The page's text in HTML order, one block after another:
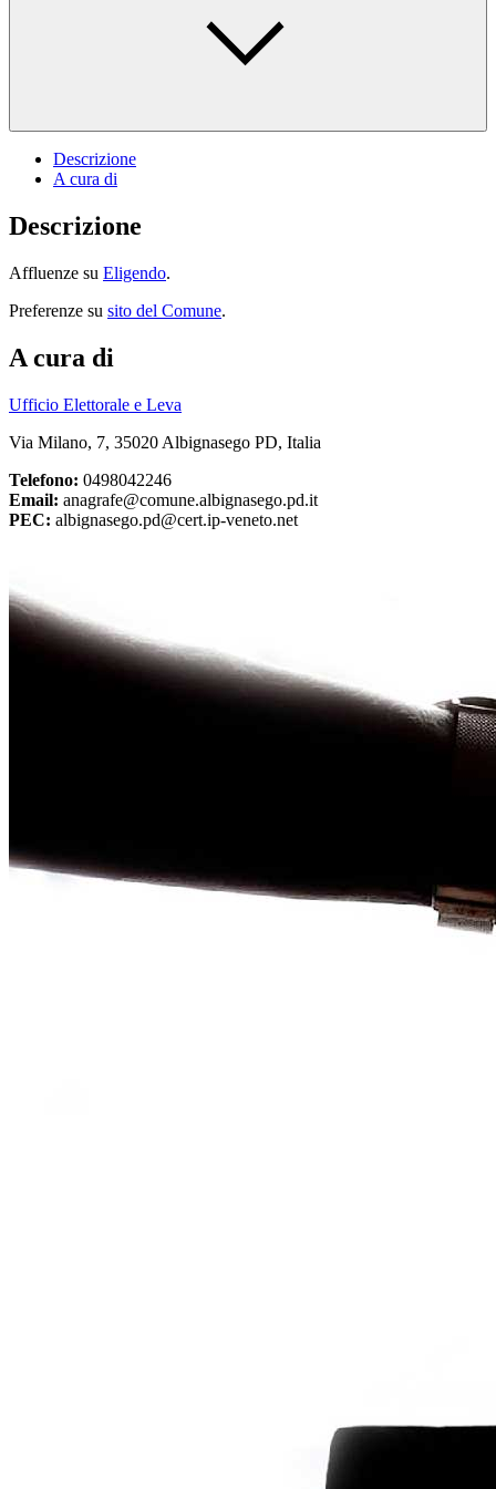
Descrizione
A cura di
Descrizione
Affluenze su Eligendo.
Preferenze su sito del Comune.
A cura di
Ufficio Elettorale e Leva
Via Milano, 7, 35020 Albignasego PD, Italia
Telefono: 0498042246
Email: anagrafe@comune.albignasego.pd.it
PEC: albignasego.pd@cert.ip-veneto.net